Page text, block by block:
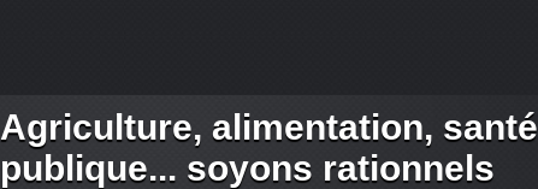
Agriculture, alimentation, santé
publique... soyons rationnels